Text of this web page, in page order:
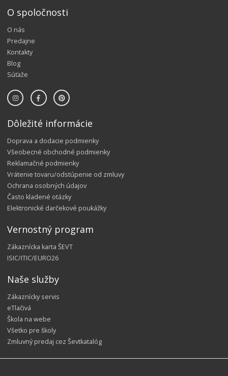
O spoločnosti
O nás
Predajne
Kontakty
Blog
Súťaže
Dôležité informácie
Doprava a dodacie podmienky
Všeobecné obchodné podmienky
Reklamačné podmienky
Vrátenie tovaru/odstúpenie od zmluvy
Ochrana osobných údajov
Často kladené otázky
Elektronické darčekové poukážky
Vernostný program
Zákaznícka karta ŠEVT
ISIC/ITIC/EURO26
Naše služby
Zákaznícky servis
eTlačivá
Škola na webe
Všetko pre školy
Zmluvný predaj cez Ševtkatalóg